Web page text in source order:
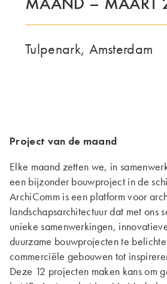
Tulpenark, Amsterdam
Project van de maand
Elke maand zetten we, in
een bijzonder bouwproject in de
ArchiComm is een platform voor
landschapsarchitectuur dat met ons
unieke samenwerkingen,
duurzame bouwprojecten te
commerciële gebouwen tot
Deze 12 projecten maken kans om